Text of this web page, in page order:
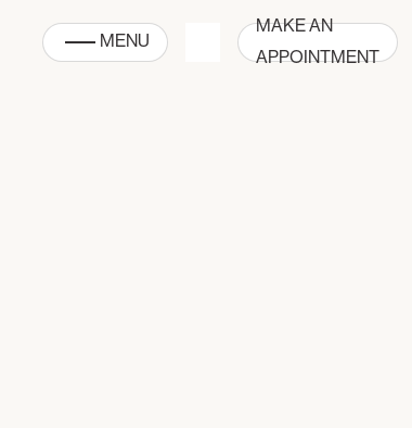
MENU
MAKE AN
APPOINTMENT